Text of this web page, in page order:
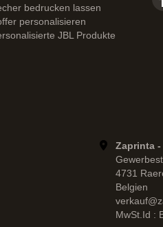
bedrucken lassen
personalisieren
JBL Produkte
Zaprinta -
4731
Belgien
MwSt.Id :